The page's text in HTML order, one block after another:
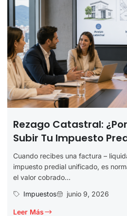
Rezago Catastral:
Subir Tu Impuesto
Cuando recibes una factura –
impuesto predial unificado, es
el valor cobrado...
Impuestos
junio 9, 2026
Leer Más